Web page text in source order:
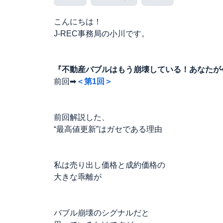
こんにちは！
J-REC事務局の小川です。
『不動産バブルはもう崩壊している！あなたが
前回➡ ＜第1回＞
前回解説した、
“最高値更新”はガセである理由
私は売り出し価格と成約価格の
大きな乖離が
バブル崩壊のシグナルだと